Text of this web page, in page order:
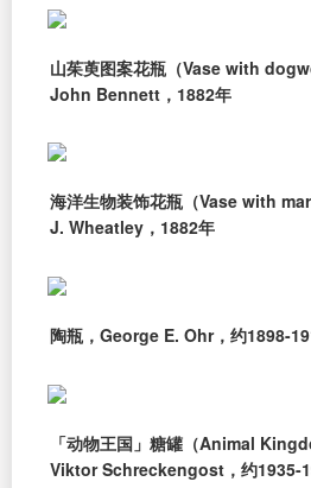
山茱萸图案花瓶（Vase with
John Bennett，1882年
海洋生物装饰花瓶（Vase with
J. Wheatley，1882年
陶瓶，George E. Ohr，约1898-
「动物王国」糖罐（Animal
Viktor Schreckengost，约1935-